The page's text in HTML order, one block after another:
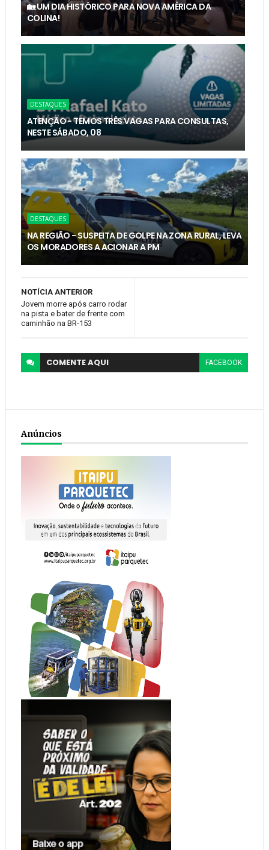
🏡 UM DIA HISTÓRICO PARA NOVA AMÉRICA DA
COLINA!
DESTAQUES
ATENÇÃO - TEMOS TRÊS VAGAS PARA CONSULTAS,
NESTE SÁBADO, 08
DESTAQUES
NA REGIÃO - SUSPEITA DE GOLPE NA ZONA RURAL, LEVA
OS MORADORES A ACIONAR A PM
NOTÍCIA ANTERIOR
Jovem morre após carro rodar
na pista e bater de frente com
caminhão na BR-153
COMENTEAQUI FACEBOOK
Anúncios